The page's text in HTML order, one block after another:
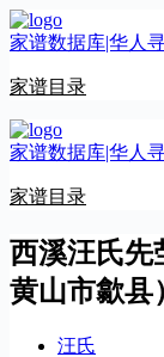
跳
至
容
家谱数据库|华人
家谱目录
家谱数据库|华人
家谱目录
西溪汪氏先
黄山市歙县
汪氏